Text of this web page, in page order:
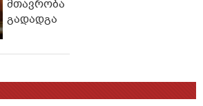
მთავრობა
გადადგა